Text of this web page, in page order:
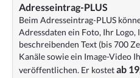
Adresseintrag-PLUS
Beim Adresseintrag-PLUS
Adressdaten ein Foto, Ihr Logo,
beschreibenden Text (bis 700
Kanäle sowie ein Image-Video
veröffentlichen. Er kostetab